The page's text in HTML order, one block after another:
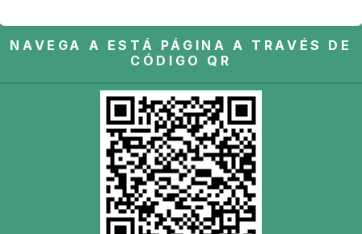
NAVEGA A ESTÁ PÁGINA A TRAVÉS DE
CÓDIGO QR